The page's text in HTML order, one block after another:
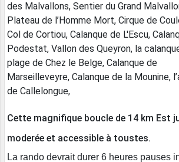
des Malvallons, Sentier du Grand
Plateau de l’Homme Mort, Cirque de
Col de Cortiou, Calanque de L'Escu,
Podestat, Vallon des Queyron, la
plage de Chez le Belge, Calanque de
Marseilleveyre, Calanque de la Mounine,
de Callelongue,
Cette magnifique boucle de 14 km Est
moderée et accessible à toustes.
La rando devrait durer 6 heures pauses